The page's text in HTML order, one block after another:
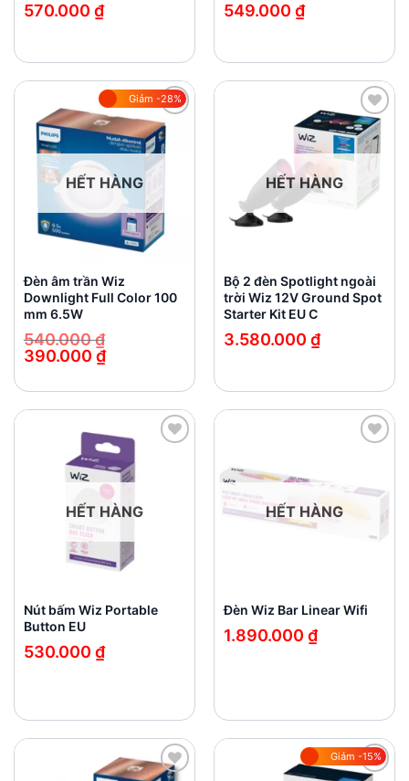
570.000 ₫ 549.000 ₫
Giảm -28%
Add to
wishlist
HẾT HÀNG
Đèn âm trần Wiz
Downlight Full Color 100
mm 6.5W
540.000₫
là:
390.000 ₫
tại
390.000 ₫.
Add to
wishlist
HẾT HÀNG
Bộ 2 đèn Spotlight ngoài
trời Wiz 12V Ground Spot
Starter Kit EU C
3.580.000 ₫
HẾT HÀNG
Nút bấm Wiz Portable
Button EU
530.000 ₫
HẾT HÀNG
Đèn Wiz Bar Linear Wifi
1.890.000 ₫
Giảm -15%